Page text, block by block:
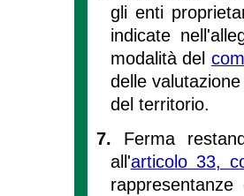
gli enti
indicate
modalità del
delle
del territorio.
7. Ferma
all'articolo 33,